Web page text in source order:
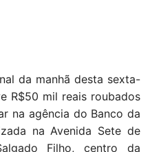
da manhã desta sexta-
R$50 mil reais roubados
na agência do Banco da
na Avenida Sete de
Filho, centro da